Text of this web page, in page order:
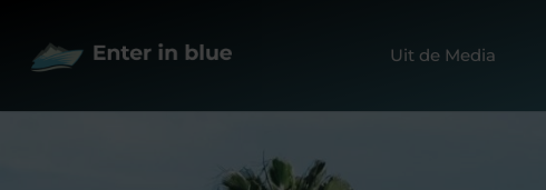
Uit de Media